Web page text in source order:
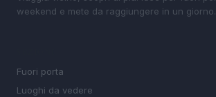
weekend e mete da raggiungere in un giorno.
Fuori porta
Luoghi da vedere